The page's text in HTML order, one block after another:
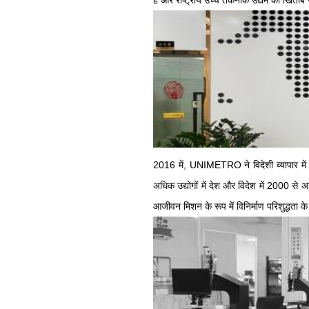
2016 में, UNIMETRO ने विदेशी व्यापार
अधिक उद्योगों में देश और विदेश में 2000 से
आजीवन मिशन के रूप में विनिर्माण